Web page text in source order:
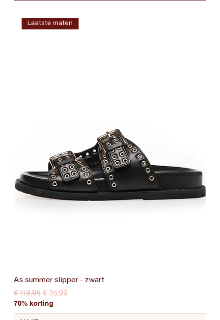
Laatste maten
As summer slipper - zwart
Normale prijs
€ 119,95 Verkoopprijs
€ 35,99
70% korting